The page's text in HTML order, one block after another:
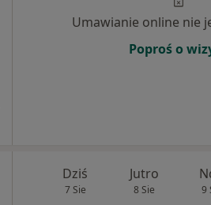
Umawianie online nie
Poproś o
Dziś
7 Sie
Jutro
8 Sie 9